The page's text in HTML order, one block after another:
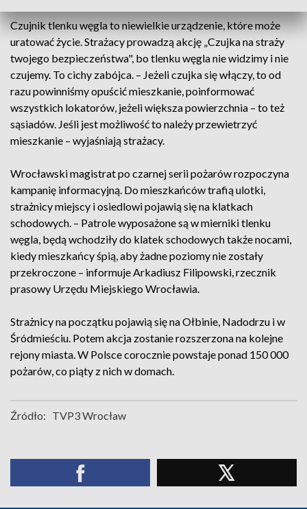
Czujnik tlenku węgla to niewielkie urządzenie, które może
uratować życie. Strażacy prowadzą akcję „Czujka na straży
twojego bezpieczeństwa", bo tlenku węgla nie widzimy i nie
czujemy. To cichy zabójca. – Jeżeli czujka się włączy, to od
razu powinniśmy opuścić mieszkanie, poinformować
wszystkich lokatorów, jeżeli większa powierzchnia – to też
sąsiadów. Jeśli jest możliwość to należy przewietrzyć
mieszkanie – wyjaśniają strażacy.
Wrocławski magistrat po czarnej serii pożarów rozpoczyna
kampanię informacyjną. Do mieszkańców trafią ulotki,
strażnicy miejscy i osiedlowi pojawią się na klatkach
schodowych. – Patrole wyposażone są w mierniki tlenku
węgla, będą wchodziły do klatek schodowych także nocami,
kiedy mieszkańcy śpią, aby żadne poziomy nie zostały
przekroczone – informuje Arkadiusz Filipowski, rzecznik
prasowy Urzędu Miejskiego Wrocławia.
Strażnicy na początku pojawią się na Ołbinie, Nadodrzu i w
Śródmieściu. Potem akcja zostanie rozszerzona na kolejne
rejony miasta. W Polsce corocznie powstaje ponad 150 000
pożarów, co piąty z nich w domach.
Źródło: TVP3 Wrocław